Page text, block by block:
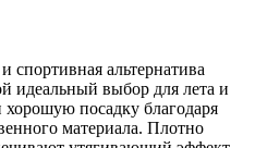
спортивная альтернатива
идеальный выбор для лета и
посадку благодаря
материала. Плотно